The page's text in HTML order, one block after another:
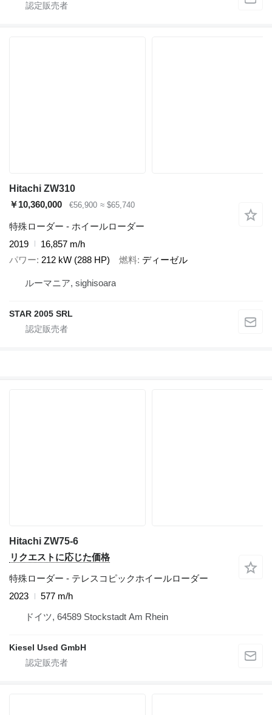
Hitachi ZW310
￥10,360,000
€56,900 ≈ $65,740
特殊ローダー - ホイールローダー
2019
16,857 m/h
パワー 212 kW (288 HP) 燃料 ディーゼル
ルーマニア, sighisoara
STAR 2005 SRL
Hitachi ZW75-6
リクエストに応じた価格
特殊ローダー - テレスコピックホイールローダー
2023
577 m/h
ドイツ, 64589 Stockstadt Am Rhein
Kiesel Used GmbH